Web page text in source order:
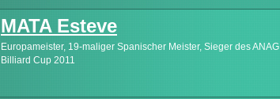
MATA Esteve
Europameister, 19-maliger Spanischer Meister, Sieger des ANAG
Billiard Cup 2011